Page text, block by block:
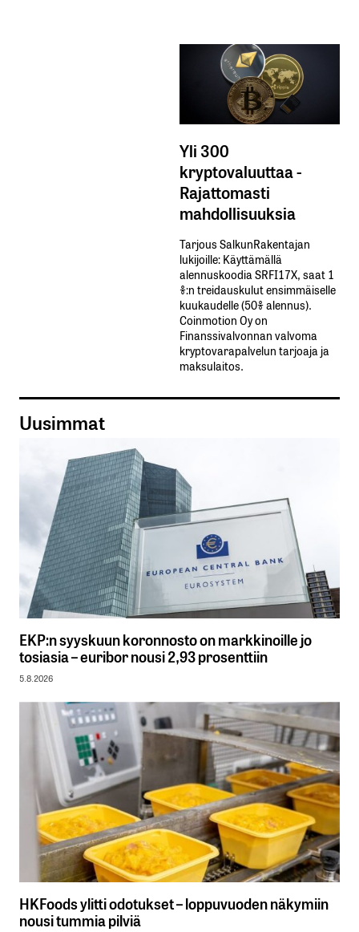
Yli 300
kryptovaluuttaa -
Rajattomasti
mahdollisuuksia
Tarjous SalkunRakentajan
lukijoille: Käyttämällä​ ​
alennuskoodia​ ​SRFI17X,​ ​saat​ ​1
%:n treidauskulut​ ​ensimmäiselle​ ​
kuukaudelle​ ​(50%​ ​alennus).
Coinmotion Oy on
Finanssivalvonnan valvoma
kryptovarapalvelun tarjoaja ja
maksulaitos.
Uusimmat
EKP:n syyskuun koronnosto on markkinoille jo
tosiasia – euribor nousi 2,93 prosenttiin
5.8.2026
HKFoods ylitti odotukset – loppuvuoden näkymiin
nousi tummia pilviä